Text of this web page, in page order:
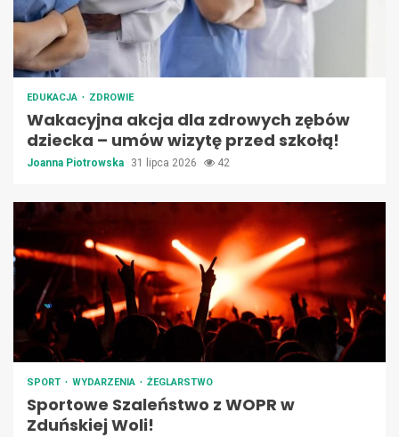
EDUKACJA ZDROWIE
Wakacyjna akcja dla zdrowych zębów
dziecka – umów wizytę przed szkołą!
Joanna Piotrowska 31 lipca 2026 42
SPORT WYDARZENIA ŻEGLARSTWO
Sportowe Szaleństwo z WOPR w
Zduńskiej Woli!